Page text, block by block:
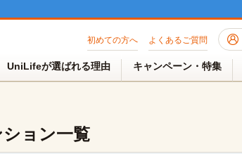
初めての方へ よくあるご質問
UniLifeが選ばれる理由 キャンペーン・特集
ョン一覧